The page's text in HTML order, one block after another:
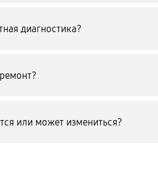
диагностика?
или может измениться?